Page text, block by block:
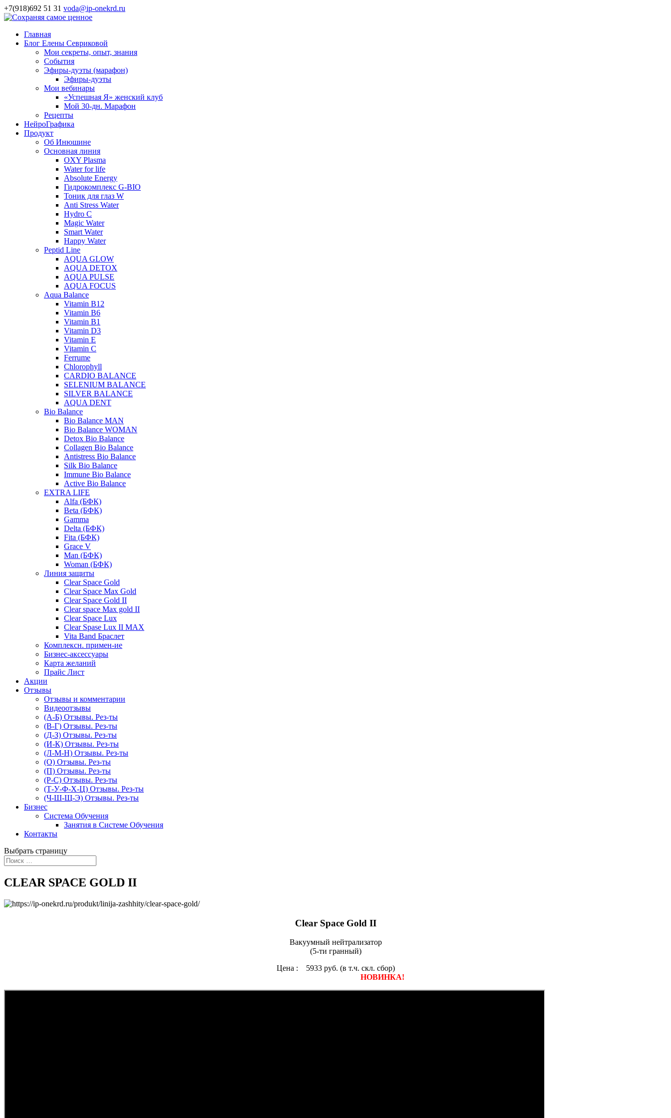
+7(918)692 51 31 voda@ip-onekrd.ru
Главная
Блог Елены Севриковой
Мои секреты, опыт, знания
События
Эфиры-дуэты (марафон)
Эфиры-дуэты
Мои вебинары
«Успешная Я» женский клуб
Мой 30-дн. Марафон
Рецепты
НейроГрафика
Продукт
Об Инюшине
Основная линия
OXY Plasma
Water for life
Absolute Energy
Гидрокомплекс G-BIO
Тоник для глаз W
Anti Stress Water
Hydro C
Magic Water
Smart Water
Happy Water
Peptid Line
AQUA GLOW
AQUA DETOX
AQUA PULSE
AQUA FOCUS
Aqua Balance
Vitamin B12
Vitamin B6
Vitamin B1
Vitamin D3
Vitamin E
Vitamin C
Ferrume
Chlorophyll
CARDIO BALANCE
SELENIUM BALANCE
SILVER BALANCE
AQUA DENT
Bio Balance
Bio Balance MAN
Bio Balance WOMAN
Detox Bio Balance
Collagen Bio Balance
Antistress Bio Balance
Silk Bio Balance
Immune Bio Balance
Active Bio Balance
EXTRA LIFE
Alfa (БФК)
Вeta (БФК)
Gamma
Delta (БФК)
Fita (БФК)
Grace V
Man (БФК)
Woman (БФК)
Линия защиты
Clear Space Gold
Clear Space Max Gold
Clear Space Gold II
Clear space Max gold II
Clear Space Lux
Clear Spase Lux II MAX
Vita Band Браслет
Комплексн. примен-ие
Бизнес-аксессуары
Карта желаний
Прайс Лист
Акции
Отзывы
Отзывы и комментарии
Видеоотзывы
(А-Б) Отзывы. Рез-ты
(В-Г) Отзывы. Рез-ты
(Д-З) Отзывы. Рез-ты
(И-К) Отзывы. Рез-ты
(Л-М-Н) Отзывы. Рез-ты
(О) Отзывы. Рез-ты
(П) Отзывы. Рез-ты
(Р-С) Отзывы. Рез-ты
(Т-У-Ф-Х-Ц) Отзывы. Рез-ты
(Ч-Ш-Щ-Э) Отзывы. Рез-ты
Бизнес
Система Обучения
Занятия в Системе Обучения
Контакты
Выбрать страницу
CLEAR SPACE GOLD II
Clear Space Gold II
Вакуумный нейтрализатор
(5-ти гранный)
Цена : 5933 руб. (в т.ч. скл. сбор)
НОВИНКА!